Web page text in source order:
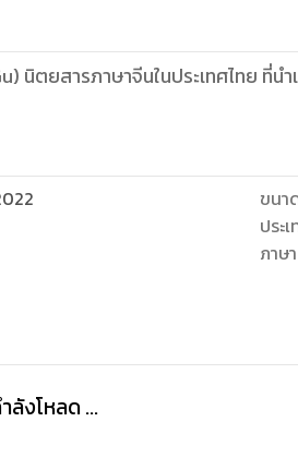
นิตยสารภาษาจีนในประเทศไทย ที่น
ขนา
ประ
ภาษา
ลังโหลด ...